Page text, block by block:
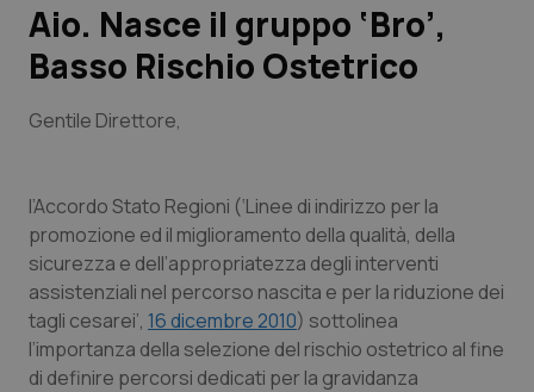
Lavoro e Professioni
Scienza e Farmaci
Lettere al direttore
Edizioni Regionali
QS Pro
Aio. Nasce il gruppo ‘Bro’,
Basso Rischio Ostetrico
Gentile Direttore,
l’Accordo Stato Regioni (‘Linee di indirizzo per la
promozione ed il miglioramento della qualità, della
sicurezza e dell’appropriatezza degli interventi
assistenziali nel percorso nascita e per la riduzione dei
tagli cesarei’, 16 dicembre 2010) sottolinea
l’importanza della selezione del rischio ostetrico al fine
di definire percorsi dedicati per la gravidanza